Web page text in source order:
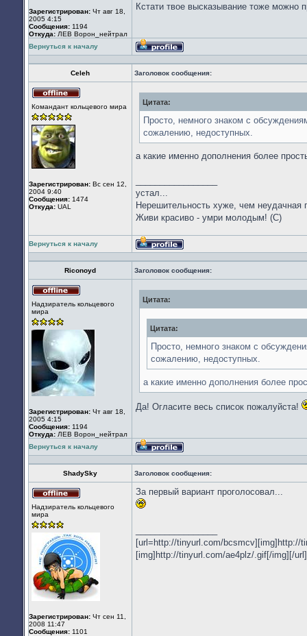
Зарегистрирован: Чт авг 18,
2005 4:15
Сообщения: 1194
Откуда: ЛЕВ Ворон_нейтрал
Кстати твое высказывание тоже можно
Вернуться к началу
Профиль
Celeh Заголовок сообщения:
в
Командант кольцевого мира
Зарегистрирован: Вс сен 12,
2004 9:40
Сообщения: 1474
Откуда: UAL
Цитата:
Просто, немного знаком с
сожалению, недоступных.
а какие именно дополнения более
устал...
Нерешительность хуже, чем неудачная
Живи красиво - умри молодым! (С)
Вернуться к началу
Профиль
Riconoyd Заголовок сообщения:
в
Надзиратель кольцевого
мира
Зарегистрирован: Чт авг 18,
2005 4:15
Сообщения: 1194
Откуда: ЛЕВ Ворон_нейтрал
Цитата:
Цитата:
Просто, немного знаком с
сожалению, недоступных.
а какие именно дополнения более
Да! Огласите весь список пожалуйста!
Вернуться к началу
Профиль
ShadySky Заголовок сообщения:
в
Надзиратель кольцевого
мира
Зарегистрирован: Чт сен 11,
2008 11:47
Сообщения: 1101
За первый вариант проголосовал...
[url=http://tinyurl.com/bcsmcv][img]http://
[img]http://tinyurl.com/ae4plz/.gif[/img][/url]